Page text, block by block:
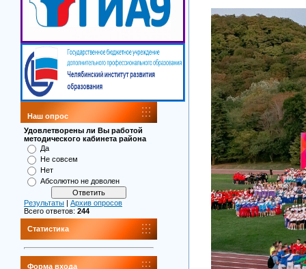
Наш опрос
Удовлетворены ли Вы работой
методического кабинета района
Да
Не совсем
Нет
Абсолютно не доволен
Результаты
Архив опросов
Всего ответов: 244
Статистика
Форма входа